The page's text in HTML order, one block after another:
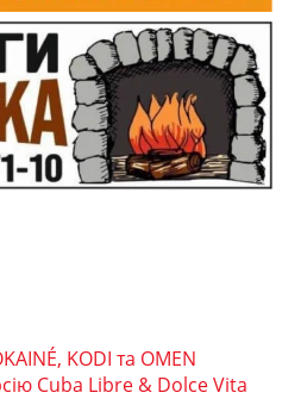
KODI та OMEN
Cuba Libre & Dolce Vita